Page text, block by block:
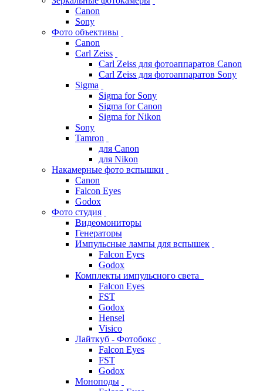
Canon
Sony
Фото объективы
Canon
Carl Zeiss
Carl Zeiss для фотоаппаратов Canon
Carl Zeiss для фотоаппаратов Sony
Sigma
Sigma for Sony
Sigma for Canon
Sigma for Nikon
Sony
Tamron
для Canon
для Nikon
Накамерные фото вспышки
Canon
Falcon Eyes
Godox
Фото студия
Видеомониторы
Генераторы
Импульсные лампы для вспышек
Falcon Eyes
Godox
Комплекты импульсного света
Falcon Eyes
FST
Godox
Hensel
Visico
Лайткуб - Фотобокс
Falcon Eyes
FST
Godox
Моноподы